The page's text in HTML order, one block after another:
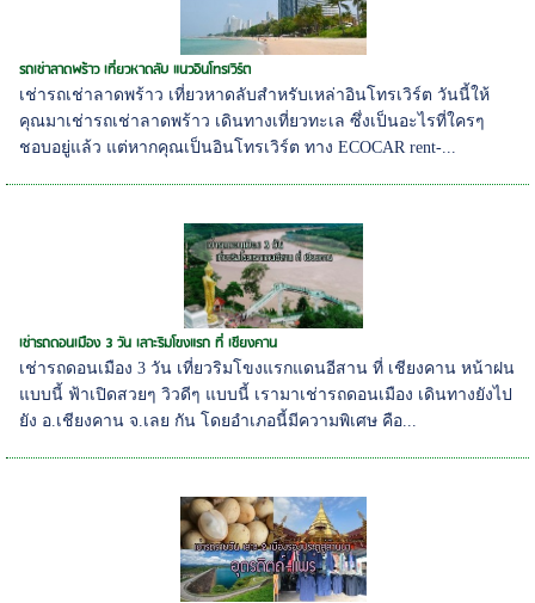
รถเช่าลาดพร้าว เที่ยวหาดลับ แนวอินโทรเวิร์ต
เช่ารถเช่าลาดพร้าว เที่ยวหาดลับสำหรับเหล่าอินโทรเวิร์ต วันนี้ให้
คุณมาเช่ารถเช่าลาดพร้าว เดินทางเที่ยวทะเล ซึ่งเป็นอะไรที่ใครๆ
ชอบอยู่แล้ว แต่หากคุณเป็นอินโทรเวิร์ต ทาง ECOCAR rent-...
เช่ารถดอนเมือง 3 วัน เลาะริมโขงแรก ที่ เชียงคาน
เช่ารถดอนเมือง 3 วัน เที่ยวริมโขงแรกแดนอีสาน ที่ เชียงคาน หน้าฝน
แบบนี้ ฟ้าเปิดสวยๆ วิวดีๆ แบบนี้ เรามาเช่ารถดอนเมือง เดินทางยังไป
ยัง อ.เชียงคาน จ.เลย กัน โดยอำเภอนี้มีความพิเศษ คือ...